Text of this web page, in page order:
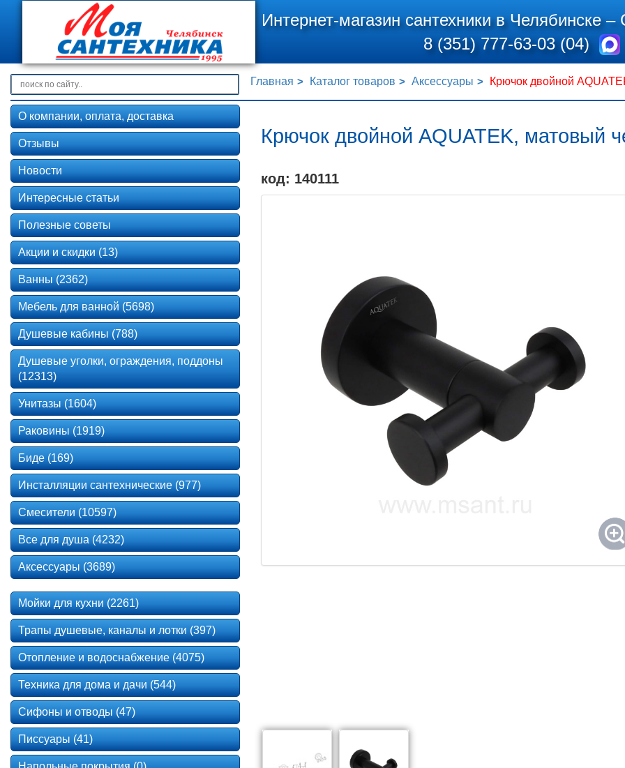
Интернет-магазин сантехники в Челябинске –
8 (351) 777-63-03 (04)
Главная Каталог товаров Аксессуары Крючок двойной
Крючок двойной AQUATEK, матовый
код: 140111
О компании, оплата, доставка
Отзывы
Новости
Интересные статьи
Полезные советы
Акции и скидки (13)
Ванны (2362)
Мебель для ванной (5698)
Душевые кабины (788)
Душевые уголки, ограждения, поддоны
(12313)
Унитазы (1604)
Раковины (1919)
Биде (169)
Инсталляции сантехнические (977)
Смесители (10597)
Все для душа (4232)
Аксессуары (3689)
Мойки для кухни (2261)
Трапы душевые, каналы и лотки (397)
Отопление и водоснабжение (4075)
Техника для дома и дачи (544)
Сифоны и отводы (47)
Писсуары (41)